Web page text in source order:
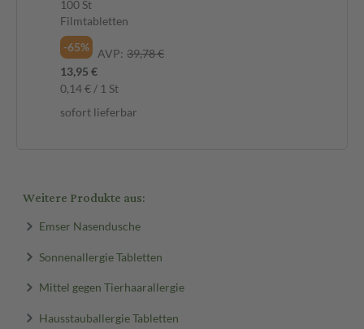
100 St
Filmtabletten
-65%
AVP: 39,78 €
13,95 €
0,14 € / 1 St
sofort lieferbar
Weitere Produkte aus:
Emser Nasendusche
Sonnenallergie Tabletten
Mittel gegen Tierhaarallergie
Hausstauballergie Tabletten